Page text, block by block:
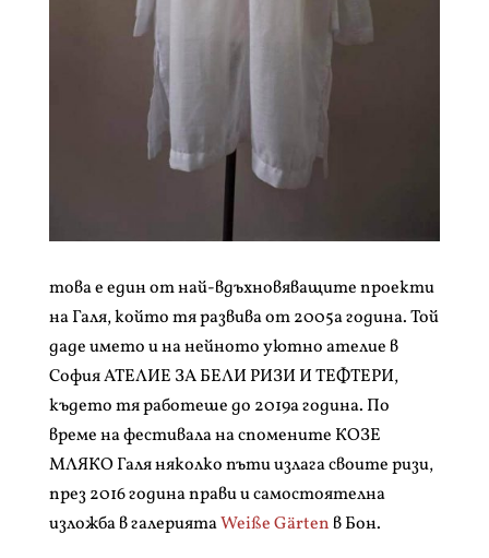
това е един от най-вдъхновяващите проекти
на Галя, който тя развива от 2005а година. Той
даде името и на нейното уютно ателие в
София АТЕЛИЕ ЗА БЕЛИ РИЗИ И ТЕФТЕРИ,
където тя работеше до 2019а година. По
време на фестивала на спомените КОЗЕ
МЛЯКО Галя няколко пъти излага своите ризи,
през 2016 година прави и самостоятелна
изложба в галериятаWeiße Gärtenв Бон.